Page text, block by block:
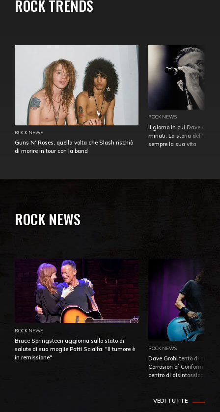
ROCK TRENDS
ROCK NEWS
Guns N' Roses, quella volta che Slash rischiò
di morire in tour con la band
ROCK NEWS
Il giorno in cui Dave
minuti. La storia
sempre la sua vita
ROCK NEWS
ROCK NEWS
Bruce Springsteen aggiorna sullo stato di
salute di sua moglie Patti Scialfa: "Il tumore è
in remissione"
ROCK NEWS
Dave Grohl tentò di
Corrosion of Conformity
centro di
VEDI TUTTE